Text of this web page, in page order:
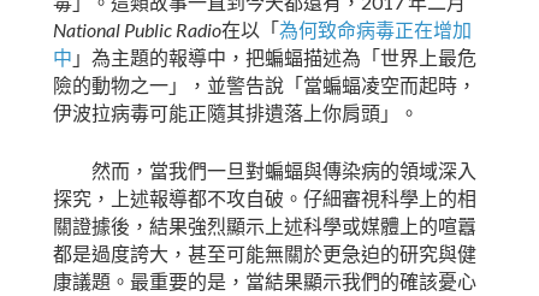
National Public Radio在以「 為何致命病毒正在增加
中 」為主題的報導中，把蝙蝠描述為「世界上最危
險的動物之一」，並警告說「當蝙蝠凌空而起時，
伊波拉病毒可能正隨其排遺落上你肩頭」。
然而，當我們一旦對蝙蝠與傳染病的領域深入
探究，上述報導都不攻自破。仔細審視科學上的相
關證據後，結果強烈顯示上述科學或媒體上的喧囂
都是過度誇大，甚至可能無關於更急迫的研究與健
康議題。最重要的是，當結果顯示我們的確該憂心